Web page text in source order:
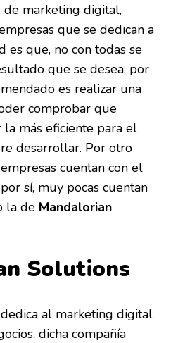
marketing digital,
que se dedican a
es que, no con todas se
que se desea, por
es realizar una
comprobar que
más eficiente para el
desarrollar. Por otro
cuentan con el
sí, muy pocas cuentan
la de Mandalorian
Solutions
al marketing digital
dicha compañía